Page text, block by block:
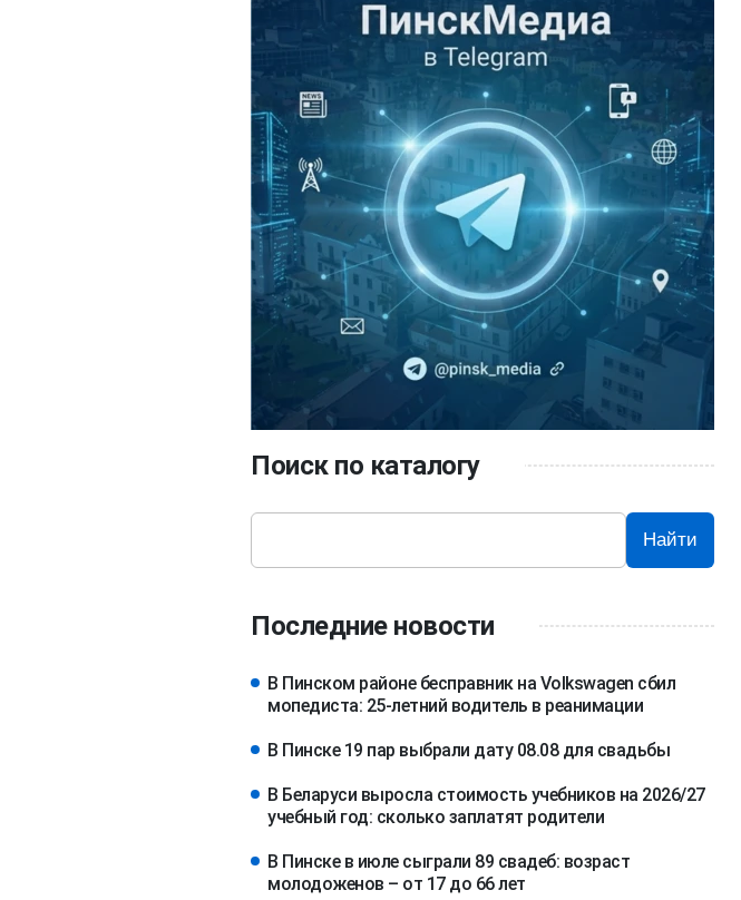
Поиск по каталогу
Найти
Последние новости
В Пинском районе бесправник на Volkswagen сбил
мопедиста: 25-летний водитель в реанимации
В Пинске 19 пар выбрали дату 08.08 для свадьбы
В Беларуси выросла стоимость учебников на 2026/27
учебный год: сколько заплатят родители
В Пинске в июле сыграли 89 свадеб: возраст
молодоженов – от 17 до 66 лет